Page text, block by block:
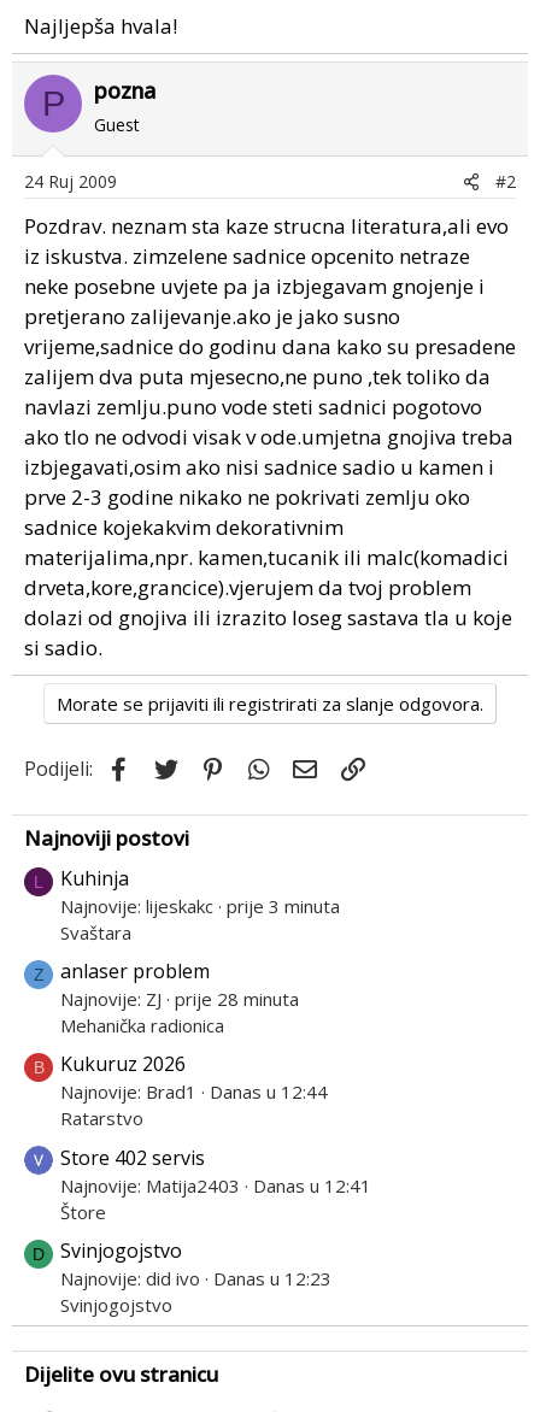
Najljepša hvala!
P pozna
Guest
24 Ruj 2009 #2
Pozdrav. neznam sta kaze strucna literatura,ali evo
iz iskustva. zimzelene sadnice opcenito netraze
neke posebne uvjete pa ja izbjegavam gnojenje i
pretjerano zalijevanje.ako je jako susno
vrijeme,sadnice do godinu dana kako su presadene
zalijem dva puta mjesecno,ne puno ,tek toliko da
navlazi zemlju.puno vode steti sadnici pogotovo
ako tlo ne odvodi visak v ode.umjetna gnojiva treba
izbjegavati,osim ako nisi sadnice sadio u kamen i
prve 2-3 godine nikako ne pokrivati zemlju oko
sadnice kojekakvim dekorativnim
materijalima,npr. kamen,tucanik ili malc(komadici
drveta,kore,grancice).vjerujem da tvoj problem
dolazi od gnojiva ili izrazito loseg sastava tla u koje
si sadio.
Morate se prijaviti ili registrirati za slanje odgovora.
Podijeli: Facebook
Twitter PinterestWhatsApp
Email
Najnoviji postovi
L Kuhinja
Najnovije: lijeskakc prije 3 minuta
Svaštara
Z anlaser problem
Najnovije: ZJ prije 28 minuta
Mehanička radionica
B Kukuruz 2026
Najnovije: Brad1
Danas u 12:44
Ratarstvo
Store 402 servis
Najnovije: Matija2403
Danas u 12:41
Štore
D Svinjogojstvo
Najnovije: did ivo
Danas u 12:23
Svinjogojstvo
Dijelite ovu stranicu